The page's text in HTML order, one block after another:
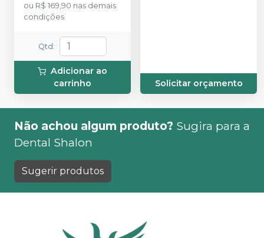
ou R$ 169,90 nas demais
condições
Qtd :
Adicionar ao
carrinho
Solicitar orçamento
Não achou algum produto? Sugira para a
Dental Shalon
Sugerir produtos